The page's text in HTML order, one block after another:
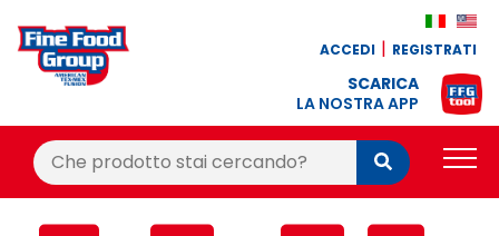
ACCEDI REGISTRATI
SCARICA
LA NOSTRA APP
Cerca:
Cerca